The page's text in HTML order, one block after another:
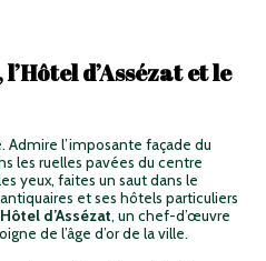
d’Assézat et le
Admire l’imposante façade du
les ruelles pavées du centre
yeux, faites un saut dans le
et ses hôtels particuliers
Hôtel d’Assézat, un chef-d’œuvre
de l’âge d’or de la ville.